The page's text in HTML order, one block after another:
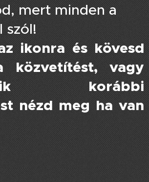
mert minden a
szól!
ikonra és kövesd
közvetítést, vagy
korábbi
nézd meg ha van